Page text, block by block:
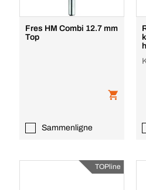
Fres HM Combi 12.7 mm
Top
Sammenligne
TOPline